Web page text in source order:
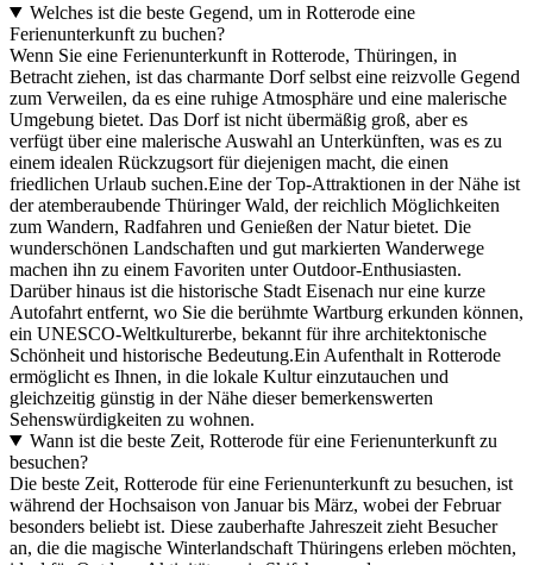
Welches ist die beste Gegend, um in Rotterode eine
Ferienunterkunft zu buchen?
Wenn Sie eine Ferienunterkunft in Rotterode, Thüringen, in
Betracht ziehen, ist das charmante Dorf selbst eine reizvolle Gegend
zum Verweilen, da es eine ruhige Atmosphäre und eine malerische
Umgebung bietet. Das Dorf ist nicht übermäßig groß, aber es
verfügt über eine malerische Auswahl an Unterkünften, was es zu
einem idealen Rückzugsort für diejenigen macht, die einen
friedlichen Urlaub suchen.Eine der Top-Attraktionen in der Nähe ist
der atemberaubende Thüringer Wald, der reichlich Möglichkeiten
zum Wandern, Radfahren und Genießen der Natur bietet. Die
wunderschönen Landschaften und gut markierten Wanderwege
machen ihn zu einem Favoriten unter Outdoor-Enthusiasten.
Darüber hinaus ist die historische Stadt Eisenach nur eine kurze
Autofahrt entfernt, wo Sie die berühmte Wartburg erkunden können,
ein UNESCO-Weltkulturerbe, bekannt für ihre architektonische
Schönheit und historische Bedeutung.Ein Aufenthalt in Rotterode
ermöglicht es Ihnen, in die lokale Kultur einzutauchen und
gleichzeitig günstig in der Nähe dieser bemerkenswerten
Sehenswürdigkeiten zu wohnen.
Wann ist die beste Zeit, Rotterode für eine Ferienunterkunft zu
besuchen?
Die beste Zeit, Rotterode für eine Ferienunterkunft zu besuchen, ist
während der Hochsaison von Januar bis März, wobei der Februar
besonders beliebt ist. Diese zauberhafte Jahreszeit zieht Besucher
an, die die magische Winterlandschaft Thüringens erleben möchten,